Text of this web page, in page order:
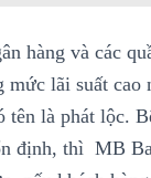
hàng và các
lãi suất cao
là phát lộc.
định, thì MB